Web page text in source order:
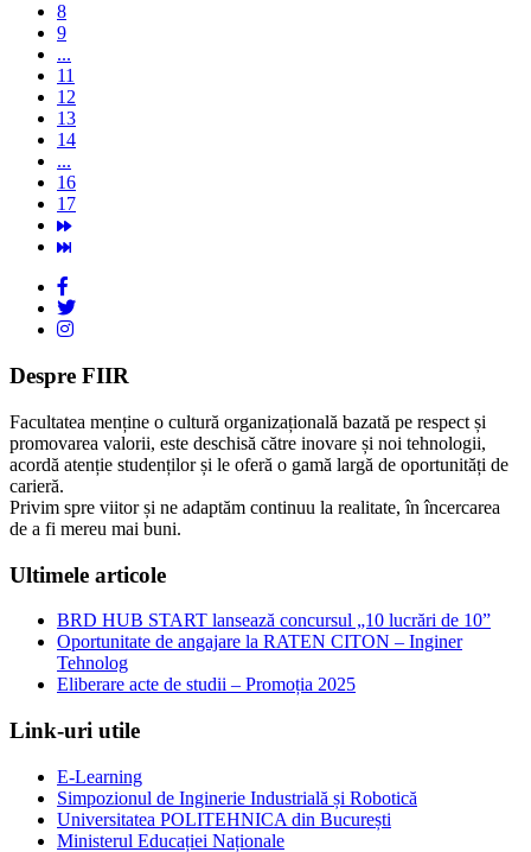
8
9
...
11
12
13
14
...
16
17
Despre FIIR
Facultatea menține o cultură organizațională bazată pe respect și
promovarea valorii, este deschisă către inovare și noi tehnologii,
acordă atenție studenților și le oferă o gamă largă de oportunități de
carieră.
Privim spre viitor și ne adaptăm continuu la realitate, în încercarea
de a fi mereu mai buni.
Ultimele articole
BRD HUB START lansează concursul „10 lucrări de 10”
Oportunitate de angajare la RATEN CITON – Inginer
Tehnolog
Eliberare acte de studii – Promoția 2025
Link-uri utile
E-Learning
Simpozionul de Inginerie Industrială și Robotică
Universitatea POLITEHNICA din București
Ministerul Educației Naționale